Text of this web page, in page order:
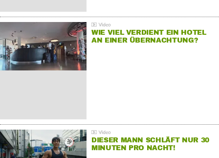
WIE VIEL VERDIENT EIN HOTEL
AN EINER ÜBERNACHTUNG?
DIESER MANN SCHLÄFT NUR 30
MINUTEN PRO NACHT!